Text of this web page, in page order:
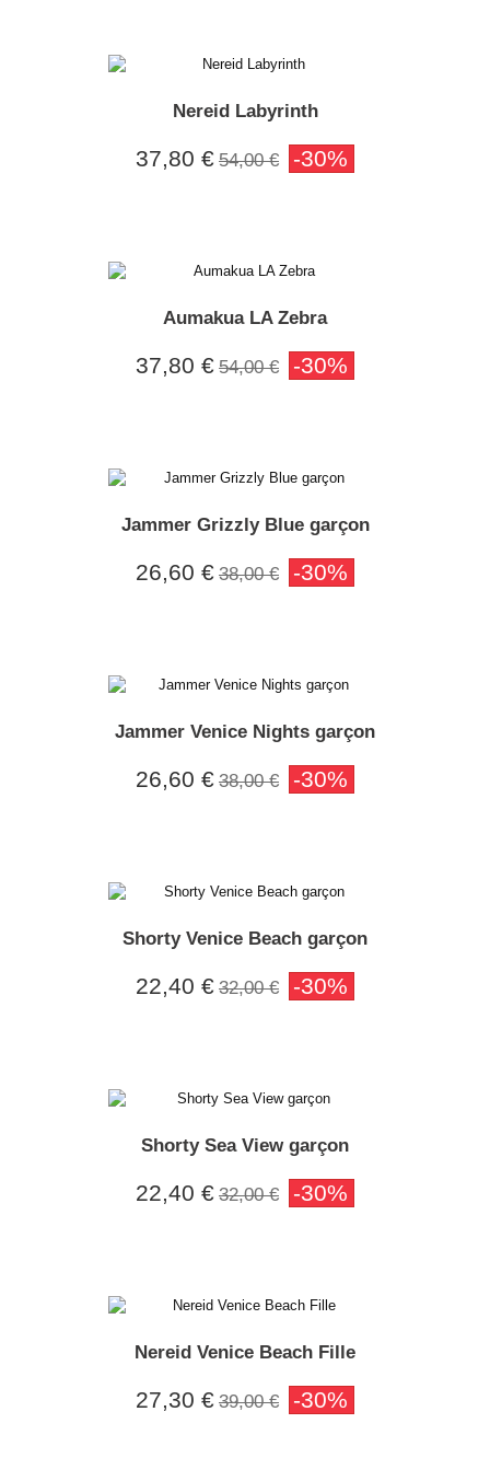
Nereid Labyrinth
37,80 € 54,00 € -30%
Aumakua LA Zebra
37,80 € 54,00 € -30%
Jammer Grizzly Blue garçon
26,60 € 38,00 € -30%
Jammer Venice Nights garçon
26,60 € 38,00 € -30%
Shorty Venice Beach garçon
22,40 € 32,00 € -30%
Shorty Sea View garçon
22,40 € 32,00 € -30%
Nereid Venice Beach Fille
27,30 € 39,00 € -30%